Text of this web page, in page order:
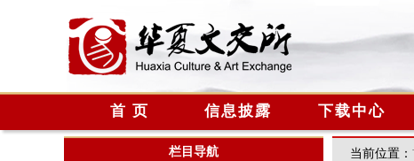
首 页 信息披露 下载中心
栏目导航 当前位置：